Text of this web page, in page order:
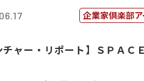
企業家倶楽部
チャー・リポート】ＳＰＡＣ